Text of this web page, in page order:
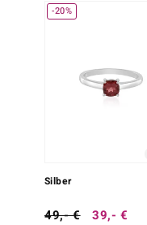
-20%
Silber
49,- € 39,- €